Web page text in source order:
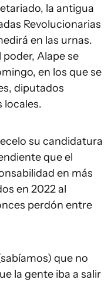
la antigua
Revolucionarias
en las urnas.
Alape se
en los que se
diputados
locales.
su candidatura
que el
en más
en 2022 al
perdón entre
que no
la gente iba a salir